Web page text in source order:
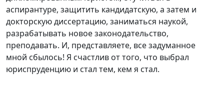
аспирантуре, защитить кандидатскую, а затем и
докторскую диссертацию, заниматься наукой,
разрабатывать новое законодательство,
преподавать. И, представляете, все задуманное
мной сбылось! Я счастлив от того, что выбрал
юриспруденцию и стал тем, кем я стал.